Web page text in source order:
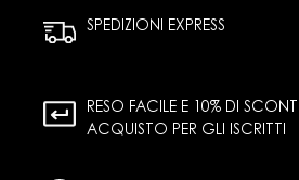
SPEDIZIONI EXPRESS
RESO FACILE E 10% DI
ACQUISTO PER GLI ISCRITTI